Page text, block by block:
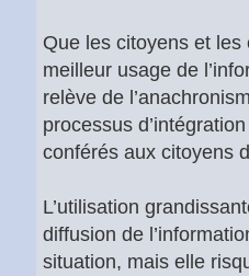
Que les citoyens et les
meilleur usage de
relève de
processus
conférés aux citoyens
L’utilisation
diffusion de
situation, mais elle